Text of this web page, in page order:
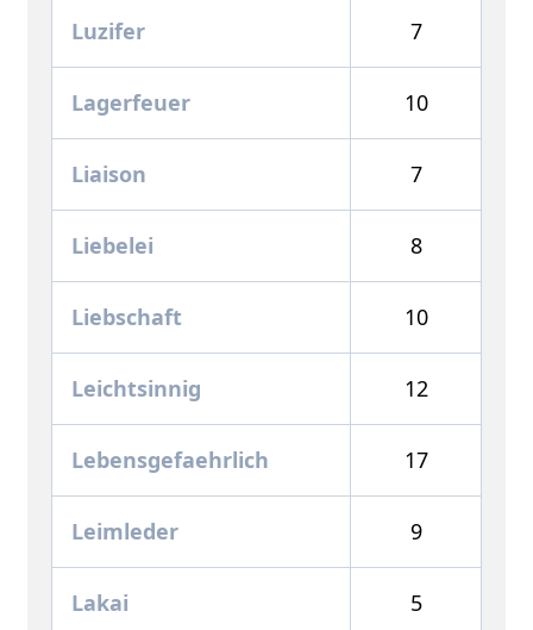
Luzifer 7
Lagerfeuer 10
Liaison 7
Liebelei 8
Liebschaft 10
Leichtsinnig 12
Lebensgefaehrlich 17
Leimleder 9
Lakai 5